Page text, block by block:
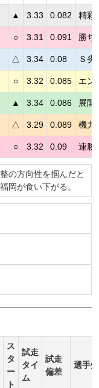
▲ 3.33 0.082 精彩
○ 3.31 0.091 勝ち
△ 3.34 0.08 Ｓ劣
○ 3.32 0.085 エン
▲ 3.34 0.086 展開
△ 3.29 0.089 機力
○ 3.32 0.09 連勝
の方向性を掴んだと
岡が食い下がる。
ス
タ
ー
ト
試走
タイ
ム
試走
偏差
選手